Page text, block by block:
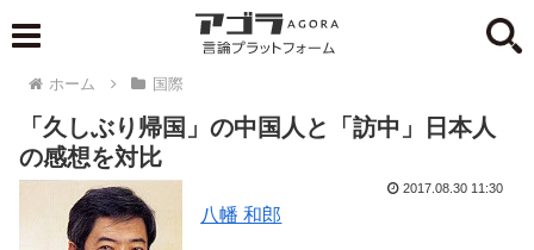
ホーム 国際
「久しぶり帰国」の中国人と「訪中」日本人
の感想を対比
八幡 和郎
2017.08.30 11:30